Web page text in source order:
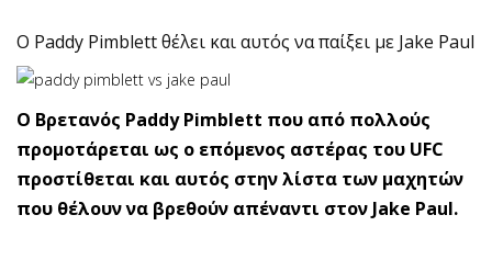
O Paddy Pimblett θέλει και αυτός να παίξει με Jake Paul
O Βρετανός Paddy Pimblett που από πολλούς
προμοτάρεται ως ο επόμενος αστέρας του UFC
προστίθεται και αυτός στην λίστα των μαχητών
που θέλουν να βρεθούν απέναντι στον Jake Paul.